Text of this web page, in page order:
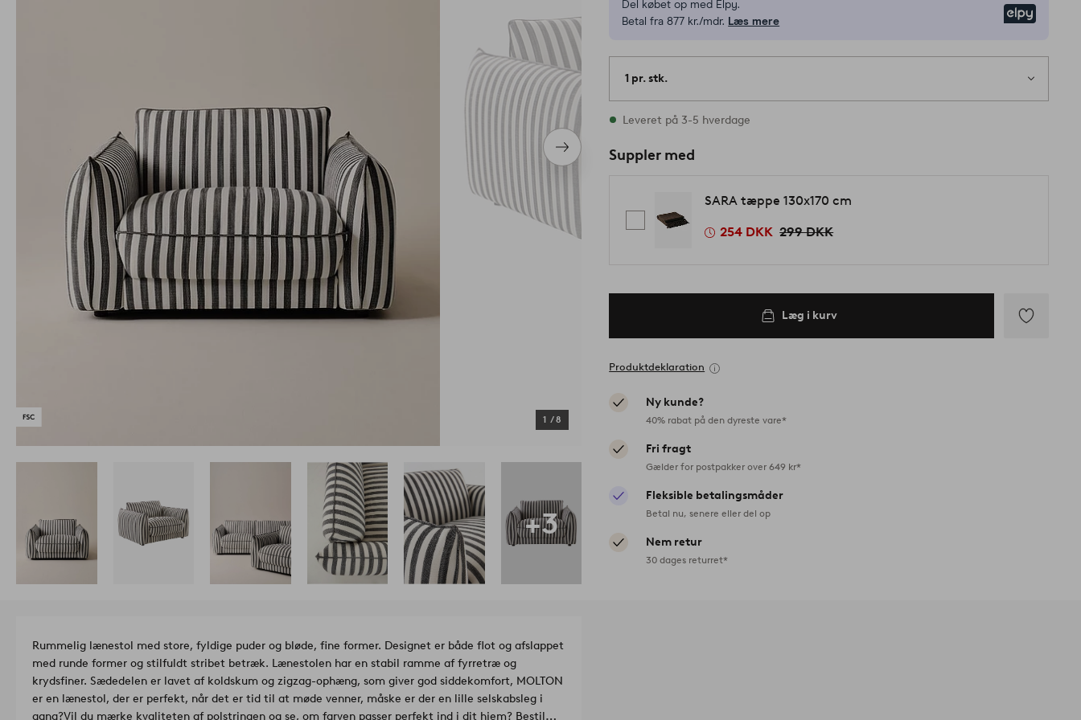
Næste
produkt
1 /8
Del købet op med Elpy.
Betal fra 877 kr./mdr. Læs mere
1 pr. stk.
På lager
Leveret på 3-5 hverdage
Suppler med
SARA tæppe 130x170 cm
254 DKK 299 DKK
Læg i kurv
Produktdeklaration
Ny kunde?
40% rabat på den dyreste vare*
Fri fragt
Gælder for postpakker over 649 kr*
Fleksible betalingsmåder
Betal nu, senere eller del op
Nem retur
30 dages returret*
+3
Rummelig lænestol med store, fyldige puder og bløde, fine former. Designet er både flot og afslappet
med runde former og stilfuldt stribet betræk. Lænestolen har en stabil ramme af fyrretræ og
krydsfiner. Sædedelen er lavet af koldskum og zigzag-ophæng, som giver god siddekomfort, MOLTON
er en lænestol, der er perfekt, når det er tid til at møde venner, måske er der en lille selskabsleg i
gang?Vil du mærke kvaliteten af polstringen og se, om farven passer perfekt ind i dit hjem? Bestil